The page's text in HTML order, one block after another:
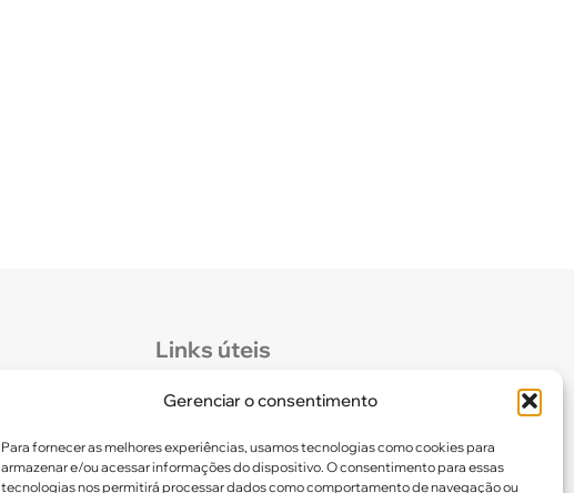
Gerenciar o consentimento
Para fornecer as melhores experiências, usamos tecnologias como cookies para
armazenar e/ou acessar informações do dispositivo. O consentimento para essas
tecnologias nos permitirá processar dados como comportamento de navegação ou
Links úteis
Certidão de Quitação Eleitoral
Parceiros CREF16